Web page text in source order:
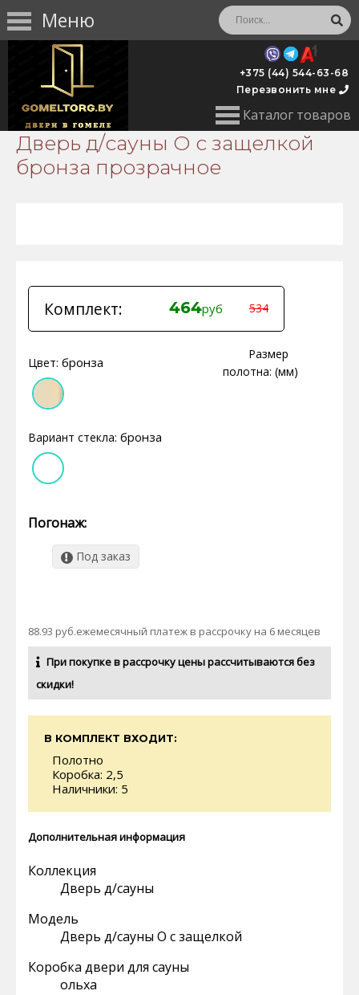
Меню
Каталог товаров
+375 (44) 544-63-68
Перезвонить мне
Дверь д/сауны О с защелкой
бронза прозрачное
Комплект: 464руб 534
Цвет: бронза
Вариант стекла: бронза
Размер
полотна: (мм)
Погонаж:
Под заказ
88.93 руб.ежемесячный платеж в рассрочку на 6 месяцев
При покупке в рассрочку цены рассчитываются без
скидки!
В КОМПЛЕКТ ВХОДИТ:
Полотно
Коробка: 2,5
Наличники: 5
Дополнительная информация
Коллекция
Дверь д/сауны
Модель
Дверь д/сауны О с защелкой
Коробка двери для сауны
ольха